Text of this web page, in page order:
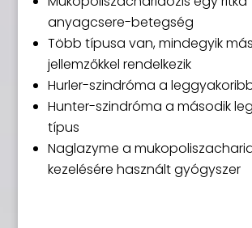
anyagcsere-betegség
Több típusa van, mindegyik más
jellemzőkkel rendelkezik
Hurler-szindróma a
Hunter-szindróma a második
típus
Naglazyme a
kezelésére használt gyógyszer